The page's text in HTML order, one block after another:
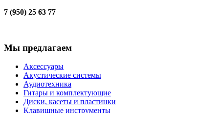
7 (950) 25 63 77
Мы предлагаем
Аксессуары
Акустические системы
Аудиотехника
Гитары и комплектующие
Диски, касеты и пластинки
Клавишные инструменты